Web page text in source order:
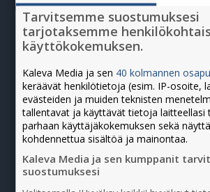
Tarvitsemme suostumuksesi
tarjotaksemme
käyttökokemuksen.
Kaleva Media ja sen 40 kolmannen
keräävät henkilötietoja (esim. IP-osoite,
evästeiden ja muiden teknisten
tallentavat ja käyttävät tietoja laitteellasi
parhaan käyttäjäkokemuksen sekä
kohdennettua sisältöä ja mainontaa.
Kaleva Media ja sen kumppanit
suostumuksesi